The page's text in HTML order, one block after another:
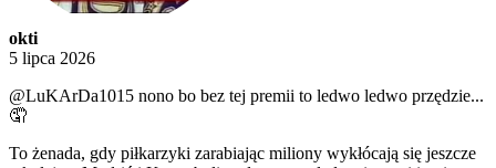
okti
5 lipca 2026
@LuKArDa1015 nono bo bez tej premii to ledwo ledwo przędzie...
🤦
To żenada, gdy piłkarzyki zarabiając miliony wykłócają się jeszcze